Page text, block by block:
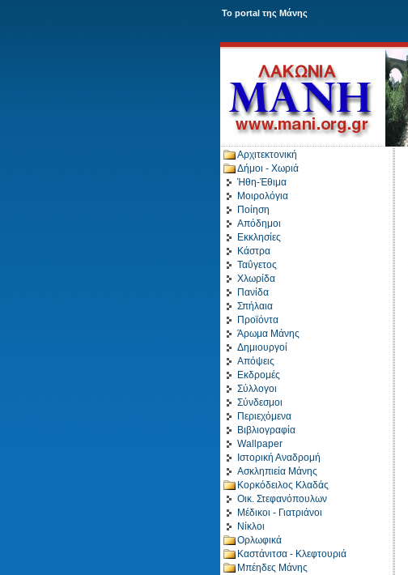
To portal της Μάνης
Αρχιτεκτονική
Δήμοι - Χωριά
Ήθη-Έθιμα
Μοιρολόγια
Ποίηση
Απόδημοι
Εκκλησίες
Κάστρα
Ταΰγετος
Χλωρίδα
Πανίδα
Σπήλαια
Προϊόντα
Άρωμα Μάνης
Δημιουργοί
Απόψεις
Εκδρομές
Σύλλογοι
Σύνδεσμοι
Περιεχόμενα
Βιβλιογραφία
Wallpaper
Ιστορική Αναδρομή
Ασκληπιεία Μάνης
Κορκόδειλος Κλαδάς
Οικ. Στεφανόπουλων
Μέδικοι - Γιατριάνοι
Νίκλοι
Ορλωφικά
Καστάνιτσα - Κλεφτουριά
Μπέηδες Μάνης